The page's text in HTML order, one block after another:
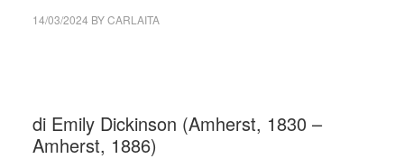
14/03/2024 BYCARLAITA
di Emily Dickinson (Amherst, 1830 –
Amherst, 1886)